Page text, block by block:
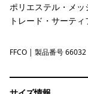
ポリエステル・メ
トレード・サーテ
Fitz Roy Foothills: Cover Green
FFCO | 製品番号 66032